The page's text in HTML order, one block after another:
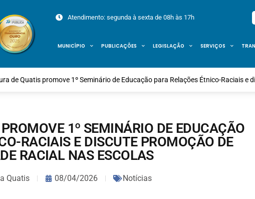
Atendimento: segunda à sexta de 08h às 17h
MUNICÍPIO PUBLICAÇÕES LEGISLAÇÃO SERVIÇOS
de Quatis promove 1º Seminário de Educação para Relações Étnico-Raciais
1º SEMINÁRIO DE EDUCAÇÃO
RACIAIS E DISCUTE PROMOÇÃO DE
RACIAL NAS ESCOLAS
Quatis 08/04/2026 Notícias